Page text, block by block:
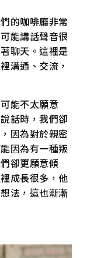
的咖啡廳非常
能講話聲音很
聊天。這裡是
溝通、交流，
能不太願意
話時，我們卻
因為對於親密
因為有一種叛
卻更願意傾
成長很多，他
法，這也漸漸